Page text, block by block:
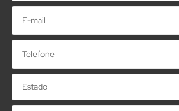
E-
mail
Telefone